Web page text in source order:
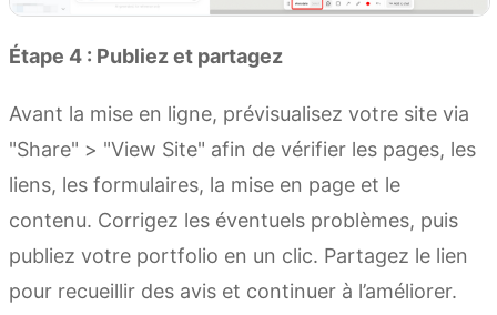
Étape 4 : Publiez et partagez
Avant la mise en ligne, prévisualisez votre site via
"Share" > "View Site" afin de vérifier les pages, les
liens, les formulaires, la mise en page et le
contenu. Corrigez les éventuels problèmes, puis
publiez votre portfolio en un clic. Partagez le lien
pour recueillir des avis et continuer à l’améliorer.